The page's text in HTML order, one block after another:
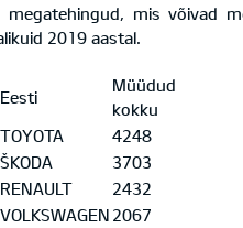
mis võivad
2019 aastal.
Eesti
Müüdud
kokku
TOYOTA
4248
ŠKODA
3703
RENAULT
2432
VOLKSWAGEN 2067